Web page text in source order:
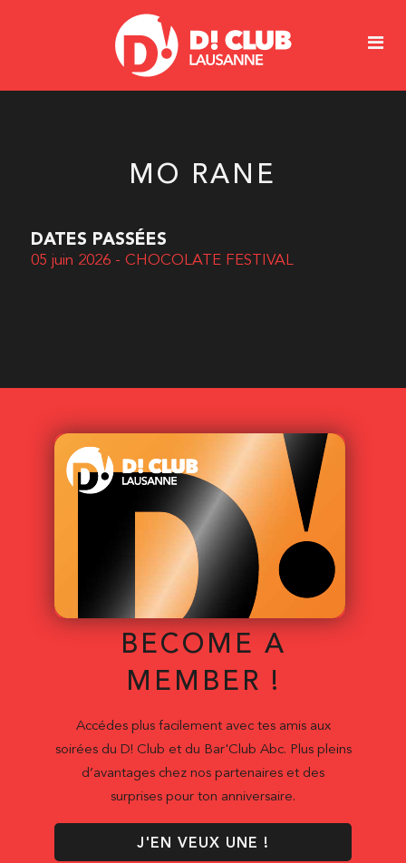
MO RANE
DATES PASSÉES
05 juin 2026 - CHOCOLATE FESTIVAL
BECOME A
MEMBER !
Accédes plus facilement avec tes amis aux
soirées du D! Club et du Bar'Club Abc. Plus pleins
d’avantages chez nos partenaires et des
surprises pour ton anniversaire.
J'EN VEUX UNE !